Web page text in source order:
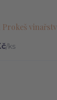
/ks